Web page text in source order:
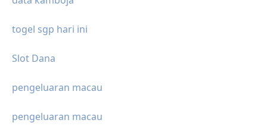
togel sgp hari ini
Slot Dana
pengeluaran macau
pengeluaran macau